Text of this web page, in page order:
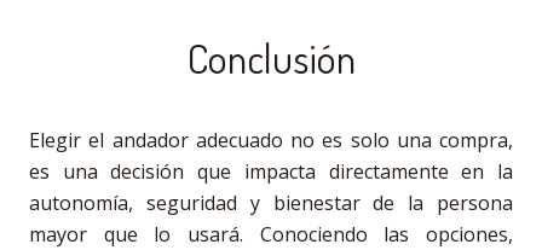
Conclusión
Elegir el andador adecuado no es solo una compra,
es una decisión que impacta directamente en la
autonomía, seguridad y bienestar de la persona
mayor que lo usará. Conociendo las opciones,